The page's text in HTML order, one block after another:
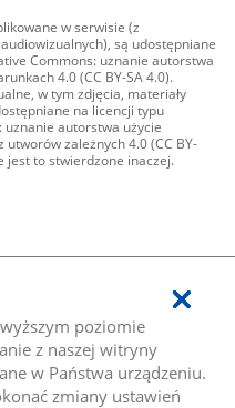
poziomie
z naszej witryny
w Państwa urządzeniu.
zmiany ustawień
w serwisie (z
są udostępniane
Commons: uznanie autorstwa
4.0 (CC BY-SA 4.0).
w tym zdjęcia, materiały
na licencji typu
uznanie autorstwa użycie
utworów zależnych 4.0 (CC BY-
jest to stwierdzone inaczej.